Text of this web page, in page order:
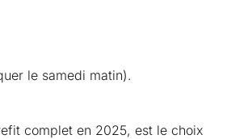
le samedi matin).
complet en 2025, est le choix